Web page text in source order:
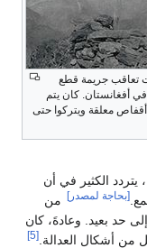
كانت تعاقب جريمة قطع
أفغانستان. كان يتم
معلقة ويتركوا حتى
يتردد الكثير في أن
[بحاجة لمصدر] من
حد بعيد. وعادةَ، كان
من أشكال العدالة. [5]